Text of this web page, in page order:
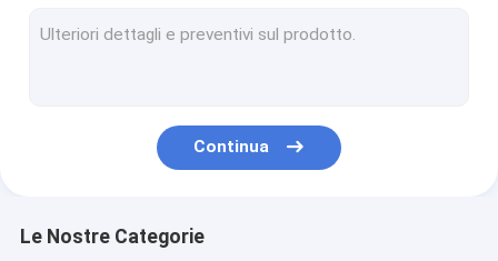
Continua
Le Nostre Categorie